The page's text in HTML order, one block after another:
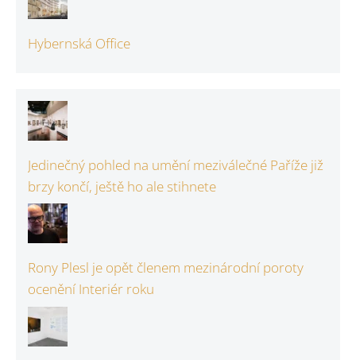
Hybernská Office
Jedinečný pohled na umění meziválečné Paříže již
brzy končí, ještě ho ale stihnete
Rony Plesl je opět členem mezinárodní poroty
ocenění Interiér roku